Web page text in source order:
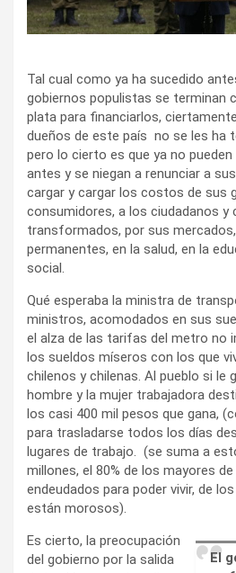
Tal cual como ya ha sucedido
gobiernos populistas se terminan
plata para financiarlos,
dueños de este país no se les ha
pero lo cierto es que ya no
antes y se niegan a renunciar a
cargar y cargar los costos de sus
consumidores, a los ciudadanos y
transformados, por sus
permanentes, en la salud, en la
social.
Qué esperaba la ministra de
ministros, acomodados en sus
el alza de las tarifas del metro no
los sueldos míseros con los que
chilenos y chilenas. Al pueblo si le
hombre y la mujer trabajadora
los casi 400 mil pesos que gana,
para trasladarse todos los días
lugares de trabajo. (se suma a
millones, el 80% de los mayores
endeudados para poder vivir, de
están morosos).
El
Es cierto, la preocupación
del gobierno por la salida